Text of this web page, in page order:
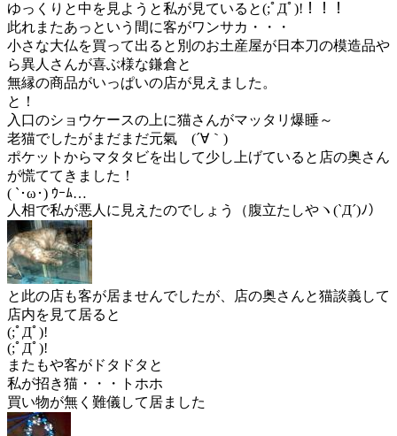
ゆっくりと中を見ようと私が見ていると(;ﾟДﾟ)!！！！
此れまたあっという間に客がワンサカ・・・
小さな大仏を買って出ると別のお土産屋が日本刀の模造品や
ら異人さんが喜ぶ様な鎌倉と
無縁の商品がいっぱいの店が見えました。
と！
入口のショウケースの上に猫さんがマッタリ爆睡～
老猫でしたがまだまだ元氣 (´∀｀)
ポケットからマタタビを出して少し上げていると店の奥さん
が慌ててきました！
( `･ω･) ｳｰﾑ…
人相で私が悪人に見えたのでしょう（腹立たしやヽ(`Д´)ﾉ）
と此の店も客が居ませんでしたが、店の奥さんと猫談義して
店内を見て居ると
(;ﾟДﾟ)!
(;ﾟДﾟ)!
またもや客がドタドタと
私が招き猫・・・トホホ
買い物が無く難儀して居ました